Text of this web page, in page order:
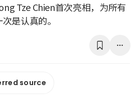
Tze Chien首次亮相，为所有
是认真的。
source